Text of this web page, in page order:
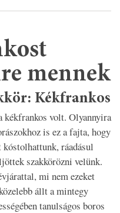
mennek
Kékfrankos
kékfrankos volt. Olyannyira
is ez a fajta, hogy
ráadásul
szakkörözni velünk.
mi nem ezeket
állt a mintegy
tanulságos boros